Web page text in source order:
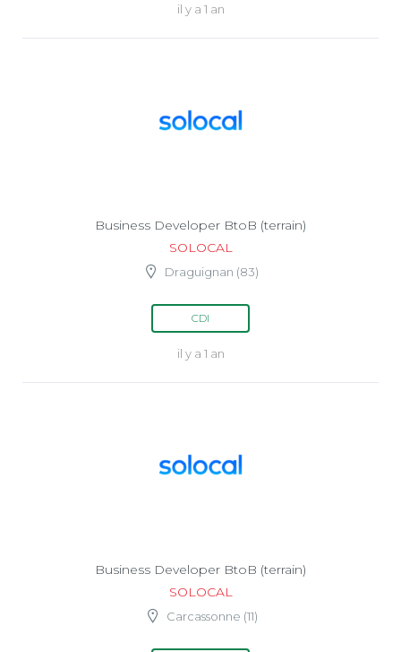
il y a 1 an
Business Developer BtoB (terrain)
SOLOCAL
Draguignan (83)
CDI
il y a 1 an
Business Developer BtoB (terrain)
SOLOCAL
Carcassonne (11)